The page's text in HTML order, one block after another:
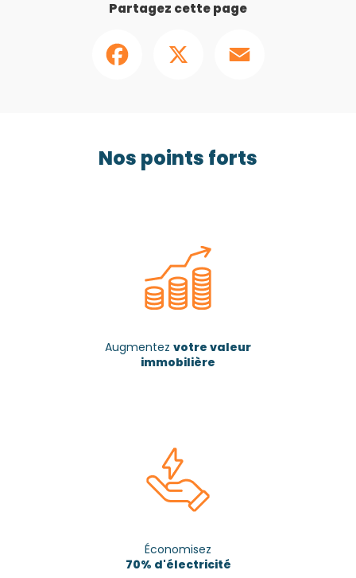
Partagez cette page
Nos points forts
Augmentez votre valeur
immobilière
Économisez
70% d'électricité